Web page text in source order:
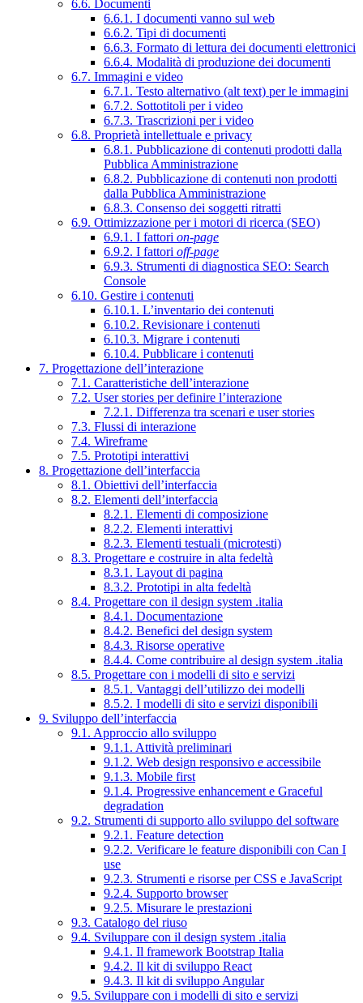
6.6. Documenti
6.6.1. I documenti vanno sul web
6.6.2. Tipi di documenti
6.6.3. Formato di lettura dei documenti elettronici
6.6.4. Modalità di produzione dei documenti
6.7. Immagini e video
6.7.1. Testo alternativo (alt text) per le immagini
6.7.2. Sottotitoli per i video
6.7.3. Trascrizioni per i video
6.8. Proprietà intellettuale e privacy
6.8.1. Pubblicazione di contenuti prodotti dalla
Pubblica Amministrazione
6.8.2. Pubblicazione di contenuti non prodotti
dalla Pubblica Amministrazione
6.8.3. Consenso dei soggetti ritratti
6.9. Ottimizzazione per i motori di ricerca (SEO)
6.9.1. I fattori on-page
6.9.2. I fattori off-page
6.9.3. Strumenti di diagnostica SEO: Search
Console
6.10. Gestire i contenuti
6.10.1. L’inventario dei contenuti
6.10.2. Revisionare i contenuti
6.10.3. Migrare i contenuti
6.10.4. Pubblicare i contenuti
7. Progettazione dell’interazione
7.1. Caratteristiche dell’interazione
7.2. User stories per definire l’interazione
7.2.1. Differenza tra scenari e user stories
7.3. Flussi di interazione
7.4. Wireframe
7.5. Prototipi interattivi
8. Progettazione dell’interfaccia
8.1. Obiettivi dell’interfaccia
8.2. Elementi dell’interfaccia
8.2.1. Elementi di composizione
8.2.2. Elementi interattivi
8.2.3. Elementi testuali (microtesti)
8.3. Progettare e costruire in alta fedeltà
8.3.1. Layout di pagina
8.3.2. Prototipi in alta fedeltà
8.4. Progettare con il design system .italia
8.4.1. Documentazione
8.4.2. Benefici del design system
8.4.3. Risorse operative
8.4.4. Come contribuire al design system .italia
8.5. Progettare con i modelli di sito e servizi
8.5.1. Vantaggi dell’utilizzo dei modelli
8.5.2. I modelli di sito e servizi disponibili
9. Sviluppo dell’interfaccia
9.1. Approccio allo sviluppo
9.1.1. Attività preliminari
9.1.2. Web design responsivo e accessibile
9.1.3. Mobile first
9.1.4. Progressive enhancement e Graceful
degradation
9.2. Strumenti di supporto allo sviluppo del software
9.2.1. Feature detection
9.2.2. Verificare le feature disponibili con Can I
use
9.2.3. Strumenti e risorse per CSS e JavaScript
9.2.4. Supporto browser
9.2.5. Misurare le prestazioni
9.3. Catalogo del riuso
9.4. Sviluppare con il design system .italia
9.4.1. Il framework Bootstrap Italia
9.4.2. Il kit di sviluppo React
9.4.3. Il kit di sviluppo Angular
9.5. Sviluppare con i modelli di sito e servizi